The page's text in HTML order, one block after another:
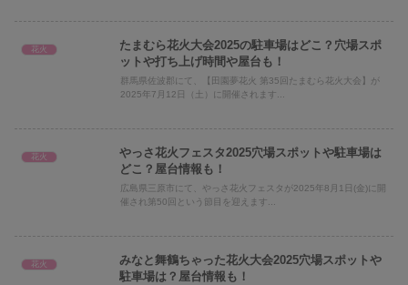
花火
たまむら花火大会2025の駐車場はどこ？穴場スポ
ットや打ち上げ時間や屋台も！
群馬県佐波郡にて、【田園夢花火 第35回たまむら花火大会】が
2025年7月12日（土）に開催されます...
花火
やっさ花火フェスタ2025穴場スポットや駐車場は
どこ？屋台情報も！
広島県三原市にて、やっさ花火フェスタが2025年8月1日(金)に開
催され第50回という節目を迎えます...
花火
みなと舞鶴ちゃった花火大会2025穴場スポットや
駐車場は？屋台情報も！